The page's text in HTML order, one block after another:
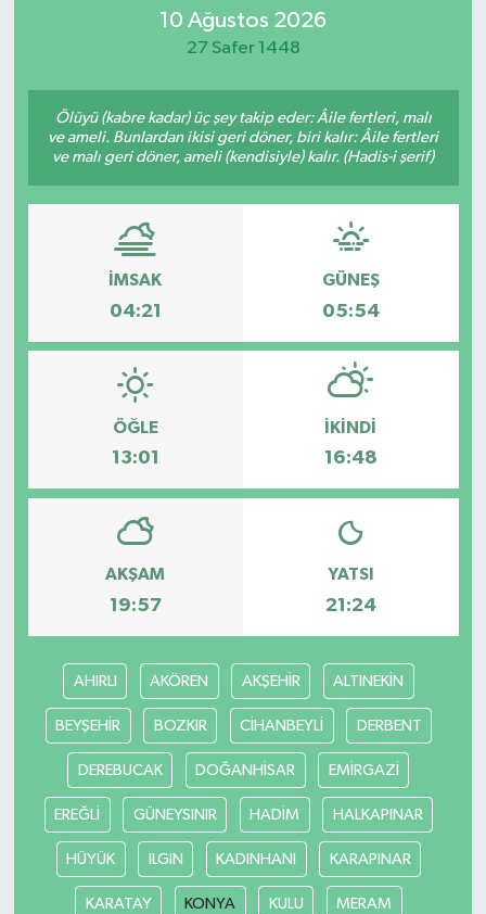
10 Ağustos 2026
27 Safer 1448
Ölüyü (kabre kadar) üç şey takip eder: Âile fertleri, malı
ve ameli. Bunlardan ikisi geri döner, biri kalır: Âile fertleri
ve malı geri döner, ameli (kendisiyle) kalır. (Hadis-i şerif)
İMSAK
04:21
GÜNEŞ
05:54
ÖĞLE
13:01
İKINDI
16:48
AKŞAM
19:57
YATSI
21:24
AHIRLI AKÖREN AKŞEHİR ALTINEKİN
BEYŞEHİR BOZKIR CİHANBEYLİ DERBENT
DEREBUCAK DOĞANHİSAR EMİRGAZİ
EREĞLİ GÜNEYSINIR HADİM HALKAPINAR
HÜYÜK ILGIN KADINHANI KARAPINAR
KARATAY KONYA KULU MERAM